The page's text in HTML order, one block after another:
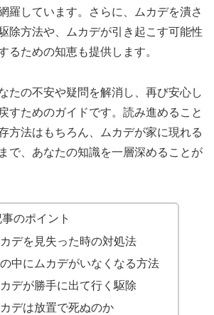
羅しています。さらに、ムカデを潰さ
除方法や、ムカデが引き起こす可能性
るための知恵も提供します。
たの不安や疑問を解消し、再び安心し
すためのガイドです。読み進めること
方法はもちろん、ムカデが家に現れる
で、あなたの知識を一層深めることが
のポイント
デを見失った時の対処法
中にムカデがいなくなる方法
デが勝手に出て行く駆除
デは放置で死ぬのか